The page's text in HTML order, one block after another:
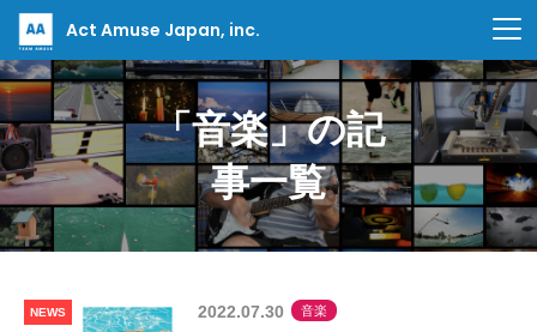
Act Amuse Japan, inc.
「音楽」の記
事一覧
NEWS 2022.07.30 音楽